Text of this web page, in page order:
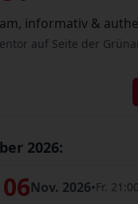
informativ &
auf Seite der
2026:
06Nov. 2026•Fr. 21:00